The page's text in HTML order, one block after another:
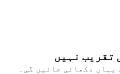
تقریب نہیں
یہاں دکھائی جائیں گی۔